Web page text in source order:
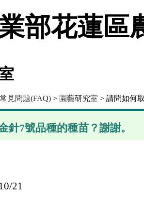
部花蓮區
常見問題(FAQ) > 園藝研究室 > 請問如何
針7號品種的種苗？謝謝。
21